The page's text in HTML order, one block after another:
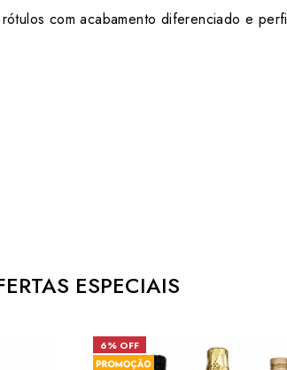
com acabamento diferenciado e
ESPECIAIS
6% OFF